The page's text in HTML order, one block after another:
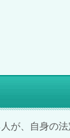
が、自身の